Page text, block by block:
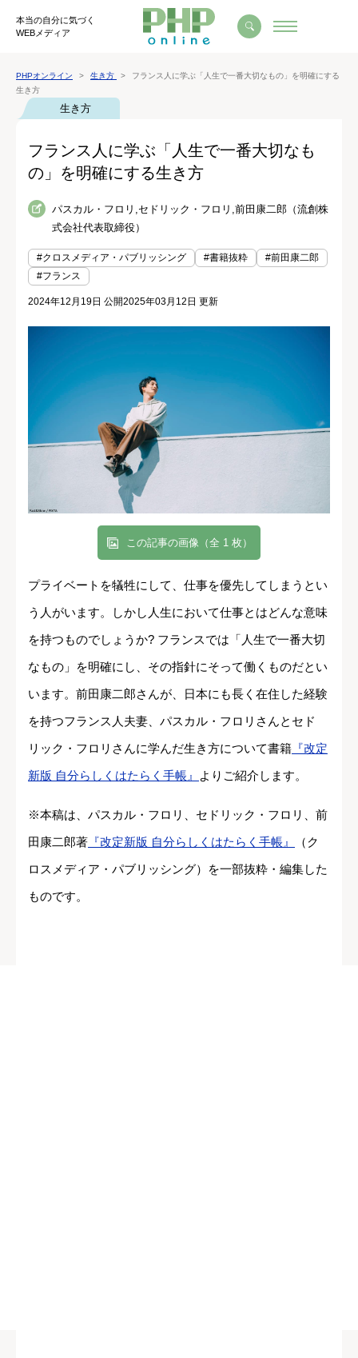
本当の自分に気づく
WEBメディア
PHPオンライン 生き方
フランス人に学ぶ「人生で一番大切なもの」を明確にする
生き方
生き方
フランス人に学ぶ「人生で一番大切なも
の」を明確にする生き方
パスカル・フロリ,セドリック・フロリ,前田康二郎（流創株
式会社代表取締役）
#クロスメディア・パブリッシング #書籍抜粋
#前田康二郎
#フランス
2024年12月19日 公開2025年03月12日 更新
この記事の画像（全 1 枚）
プライベートを犠牲にして、仕事を優先してしまうとい
う人がいます。しかし人生において仕事とはどんな意味
を持つものでしょうか? フランスでは「人生で一番大切
なもの」を明確にし、その指針にそって働くものだとい
います。前田康二郎さんが、日本にも長く在住した経験
を持つフランス人夫妻、パスカル・フロリさんとセド
リック・フロリさんに学んだ生き方について書籍 『改定
新版 自分らしくはたらく手帳』
よりご紹介します。
※本稿は、パスカル・フロリ、セドリック・フロリ、前
田康二郎著 『改定新版 自分らしくはたらく手帳』
（ク
ロスメディア・パブリッシング）を一部抜粋・編集した
ものです。